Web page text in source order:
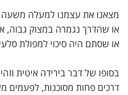
מצאנו את עצמנו למעלה משעה
או שהדרך נגמרה במצוק גבוה,
או שסתם היה סיכוי למפולת
בסופו של דבר בירידה איטית
דרכים פחות מסוכנות, לפעמים